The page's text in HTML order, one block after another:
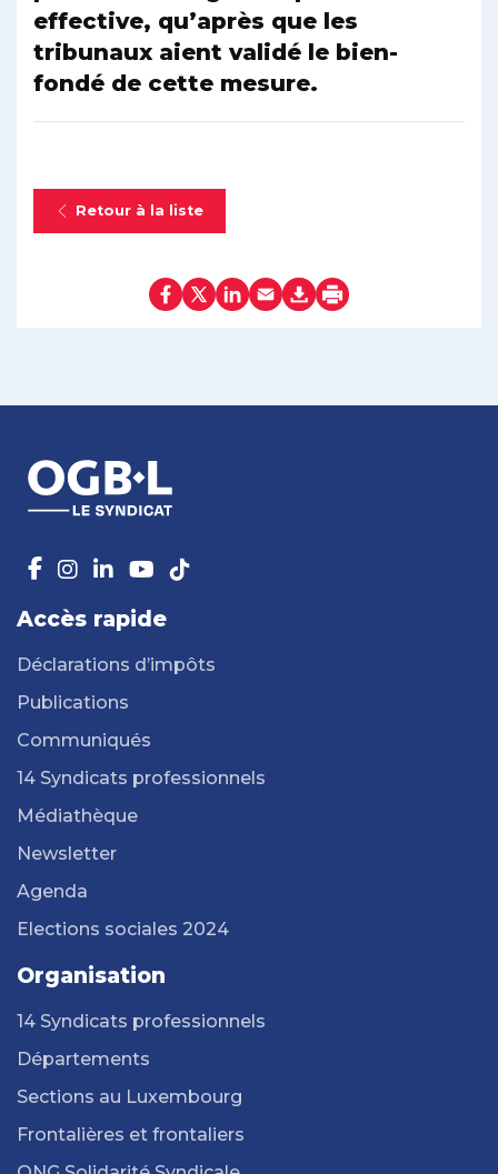
effective, qu’après que les
tribunaux aient validé le bien-
fondé de cette mesure.
Retour à la liste
Accès rapide
Déclarations d’impôts
Publications
Communiqués
14 Syndicats professionnels
Médiathèque
Newsletter
Agenda
Elections sociales 2024
Organisation
14 Syndicats professionnels
Départements
Sections au Luxembourg
Frontalières et frontaliers